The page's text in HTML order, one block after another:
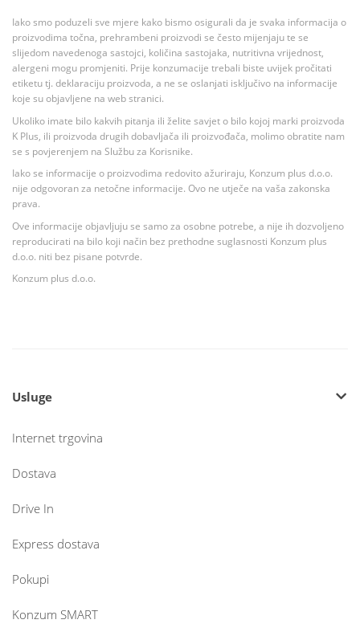
Iako smo poduzeli sve mjere kako bismo osigurali da je svaka informacija o
proizvodima točna, prehrambeni proizvodi se često mijenjaju te se
slijedom navedenoga sastojci, količina sastojaka, nutritivna vrijednost,
alergeni mogu promjeniti. Prije konzumacije trebali biste uvijek pročitati
etiketu tj. deklaraciju proizvoda, a ne se oslanjati isključivo na informacije
koje su objavljene na web stranici.
Ukoliko imate bilo kakvih pitanja ili želite savjet o bilo kojoj marki proizvoda
K Plus, ili proizvoda drugih dobavljača ili proizvođača, molimo obratite nam
se s povjerenjem na Službu za Korisnike.
Iako se informacije o proizvodima redovito ažuriraju, Konzum plus d.o.o.
nije odgovoran za netočne informacije. Ovo ne utječe na vaša zakonska
prava.
Ove informacije objavljuju se samo za osobne potrebe, a nije ih dozvoljeno
reproducirati na bilo koji način bez prethodne suglasnosti Konzum plus
d.o.o. niti bez pisane potvrde.
Konzum plus d.o.o.
Usluge
Internet trgovina
Dostava
Drive In
Express dostava
Pokupi
Konzum SMART